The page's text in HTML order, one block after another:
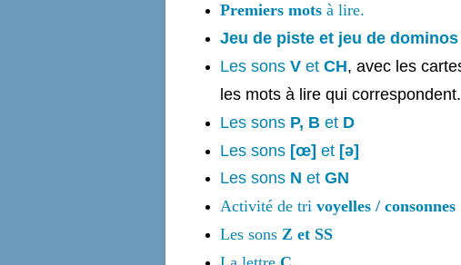
Premiers mots à lire.
Jeu de piste et jeu de
Les sons V et CH, avec les
les mots à lire qui correspondent.
Les sons P, B et D
Les sons [œ] et [ə]
Les sons N et GN
Activité de tri voyelles / consonnes
Les sons Z et SS